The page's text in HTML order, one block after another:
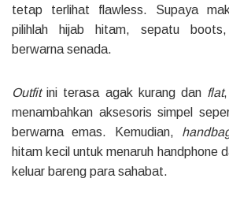
tetap terlihat flawless. Supaya
pilihlah hijab hitam, sepatu
berwarna senada.
Outfitini terasa agak kurang dan flat
menambahkan aksesoris simpel
berwarna emas. Kemudian,
hitam kecil untuk menaruh handphone
keluar bareng para sahabat.